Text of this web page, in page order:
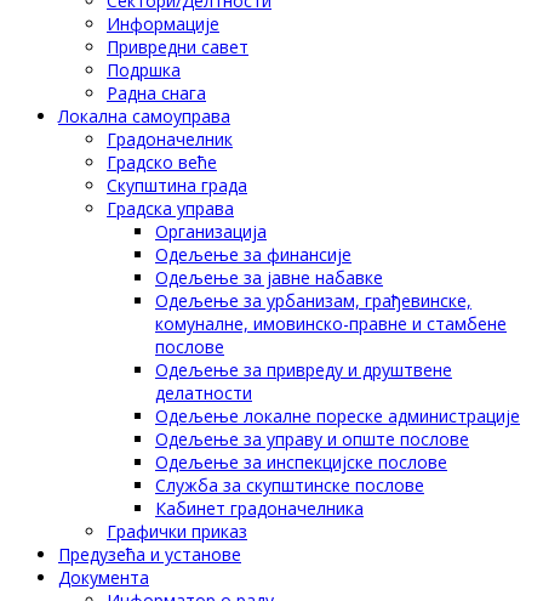
Информације
Привредни савет
Подршка
Радна снага
Локална самоуправа
Градоначелник
Градско веће
Скупштина града
Градска управа
Организација
Одељење за финансије
Одељење за јавне набавке
Одељење за урбанизам, грађевинске,
комуналне, имовинско-правне и стамбене
послове
Одељење за привреду и друштвене
делатности
Одељење локалне пореске администрације
Одељење за управу и опште послове
Одељење за инспекцијске послове
Служба за скупштинске послове
Кабинет градоначелника
Графички приказ
Предузећа и установе
Документа